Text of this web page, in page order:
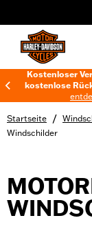
Kostenloser
kostenlose
Startseite /
Windschilder